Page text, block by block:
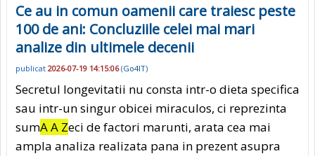
Ce au in comun oamenii care traiesc peste
100 de ani: Concluziile celei mai mari
analize din ultimele decenii
publicat 2026-07-19 14:15:06(Go4IT)
Secretul longevitatii nu consta intr-o dieta specifica
sau intr-un singur obicei miraculos, ci reprezinta
sumA A Zeci de factori marunti, arata cea mai
ampla analiza realizata pana in prezent asupra